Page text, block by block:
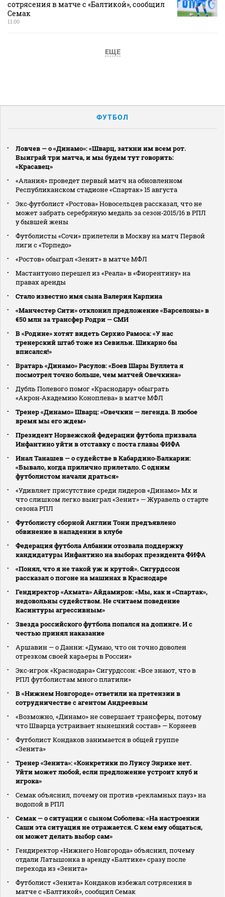
сотрясения в матче с «Балтикой», сообщил
Семак
11:00
ЕЩЕ
ФУТБОЛ
Ловчев — о «Динамо»: «Шварц, заткни им всем рот.
Выиграй три матча, и мы будем тут говорить:
«Красавец»
«Алания» проведет первый матч на обновленном
Республиканском стадионе «Спартак» 15 августа
Экс‑футболист «Ростова» Новосельцев рассказал, что не
может забрать серебряную медаль за сезон‑2015/16 в РПЛ
у бывшей жены
Футболисты «Сочи» прилетели в Москву на матч Первой
лиги с «Торпедо»
«Ростов» обыграл «Зенит» в матче МФЛ
Мастантуоно перешел из «Реала» в «Фиорентину» на
правах аренды
Стало известно имя сына Валерия Карпина
«Манчестер Сити» отклонил предложение «Барселоны» в
€50 млн за трансфер Родри — СМИ
В «Родине» хотят видеть Серхио Рамоса: «У нас
тренерский штаб тоже из Севильи. Шикарно бы
вписался!»
Вратарь «Динамо» Расулов: «Боев Шары Буллета я
посмотрел точно больше, чем матчей Овечкина»
Дубль Полевого помог «Краснодару» обыграть
«Акрон‑Академию Коноплева» в матче МФЛ
Тренер «Динамо» Шварц: «Овечкин — легенда. В любое
время мы его ждем»
Президент Норвежской федерации футбола призвала
Инфантино уйти в отставку с поста главы ФИФА
Инал Танашев — о судействе в Кабардино‑Балкарии:
«Бывало, когда прилично прилетало. С одним
футболистом начали драться»
«Удивляет присутствие среди лидеров «Динамо» Мх и
что слишком легко выиграл «Зенит» — Журавель о старте
сезона РПЛ
Футболисту сборной Англии Тони предъявлено
обвинение в нападении в клубе
Федерация футбола Албании отозвала поддержку
кандидатуры Инфантино на выборах президента ФИФА
«Понял, что я не такой уж и крутой». Сигурдссон
рассказал о погоне на машинах в Краснодаре
Гендиректор «Ахмата» Айдамиров: «Мы, как и «Спартак»,
недовольны судейством. Не считаем поведение
Касинтуры агрессивным»
Звезда российского футбола попался на допинге. И с
честью принял наказание
Аршавин — о Данни: «Думаю, что он точно доволен
отрезком своей карьеры в России»
Экс‑игрок «Краснодара» Сигурдссон: «Все знают, что в
РПЛ футболистам много платили»
В «Нижнем Новгороде» ответили на претензии в
сотрудничестве с агентом Андреевым
«Возможно, «Динамо» не совершает трансферы, потому
что Шварца устраивает нынешний состав» — Корнеев
Футболист Кондаков занимается в общей группе
«Зенита»
Тренер «Зенита»: «Конкретики по Луису Энрике нет.
Уйти может любой, если предложение устроит клуб и
игрока»
Семак объяснил, почему он против «рекламных пауз» на
водопой в РПЛ
Семак — о ситуации с сыном Соболева: «На настроении
Саши эта ситуация не отражается. С кем ему общаться,
он может делать выбор сам»
Гендиректор «Нижнего Новгорода» объяснил, почему
отдали Латышонка в аренду «Балтике» сразу после
перехода из «Зенита»
Футболист «Зенита» Кондаков избежал сотрясения в
матче с «Балтикой», сообщил Семак